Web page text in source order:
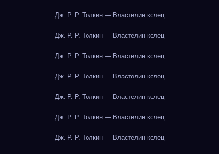
Дж. Р. Р. Толкин — Властелин колец
Дж. Р. Р. Толкин — Властелин колец
Дж. Р. Р. Толкин — Властелин колец
Дж. Р. Р. Толкин — Властелин колец
Дж. Р. Р. Толкин — Властелин колец
Дж. Р. Р. Толкин — Властелин колец
Дж. Р. Р. Толкин — Властелин колец